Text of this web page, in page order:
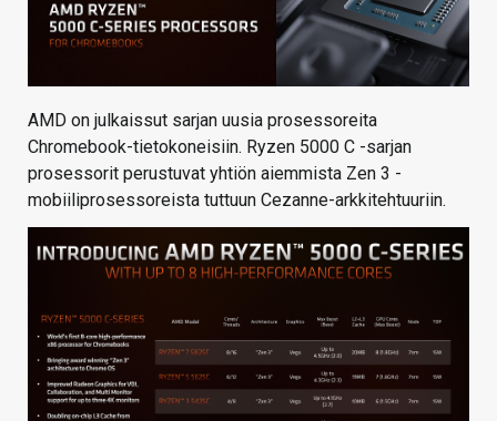
AMD on julkaissut sarjan uusia prosessoreita
Chromebook-tietokoneisiin. Ryzen 5000 C -sarjan
prosessorit perustuvat yhtiön aiemmista Zen 3 -
mobiiliprosessoreista tuttuun Cezanne-arkkitehtuuriin.